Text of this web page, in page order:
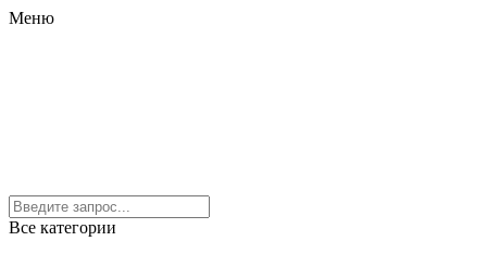
Меню
Все категории